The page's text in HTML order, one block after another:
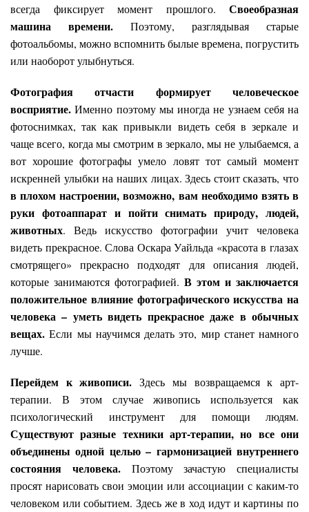
всегда фиксирует момент прошлого. Своеобразная
машина времени. Поэтому, разглядывая старые
фотоальбомы, можно вспомнить былые времена, погрустить
или наоборот улыбнуться.
Фотография отчасти формирует человеческое
восприятие. Именно поэтому мы иногда не узнаем себя на
фотоснимках, так как привыкли видеть себя в зеркале и
чаще всего, когда мы смотрим в зеркало, мы не улыбаемся, а
вот хорошие фотографы умело ловят тот самый момент
искренней улыбки на наших лицах. Здесь стоит сказать, что
в плохом настроении, возможно, вам необходимо взять в
руки фотоаппарат и пойти снимать природу, людей,
животных. Ведь искусство фотографии учит человека
видеть прекрасное. Слова Оскара Уайльда «красота в глазах
смотрящего» прекрасно подходят для описания людей,
которые занимаются фотографией. В этом и заключается
положительное влияние фотографического искусства на
человека – уметь видеть прекрасное даже в обычных
вещах.Если мы научимся делать это, мир станет намного
лучше.
Перейдем к живописи. Здесь мы возвращаемся к арт-
терапии. В этом случае живопись используется как
психологический инструмент для помощи людям.
Существуют разные техники арт-терапии, но все они
объединены одной целью – гармонизацией внутреннего
состояния человека.Поэтому зачастую специалисты
просят нарисовать свои эмоции или ассоциации с каким-то
человеком или событием. Здесь же в ход идут и картины по